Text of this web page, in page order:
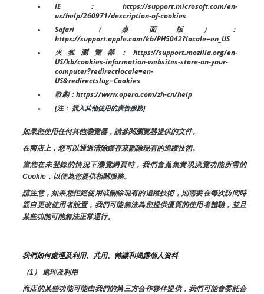
IE：https://support.microsoft.com/en-
us/help/260971/description-of-cookies
Safari（桌面版）：
https://support.apple.com/kb/PH5042?locale=en_US
火狐瀏覽器：https://support.mozilla.org/en-
US/kb/cookies-information-websites-store-on-your-
computer?redirectlocale=en-
US&redirectslug=Cookies
歌劇：https://www.opera.com/zh-cn/help
[注： 插入其他使用的廣告服務]
如果您使用任何其他瀏覽器，請參閱瀏覽器提供的文件。
在商店上，您可以通過清除緩存來刪除現有的追蹤技術。
當您在未登錄的情況下瀏覽網頁時，我們會蒐集實現流覽功能所需的
Cookie，以便為您提供相關服務。
請注意，如果您拒絕使用或刪除現有的追蹤技術，則需要在每次訪問時
親自更改使用者設置，我們可能無法為您提供優質的使用者體驗，並且
某些功能可能無法正常運行。
我們如何處理及利用、共用、轉讓和揭露個人資料
（1） 處理及利用
商店的某些功能可能由我們的第三方合作夥伴提供，我們可能會委託合